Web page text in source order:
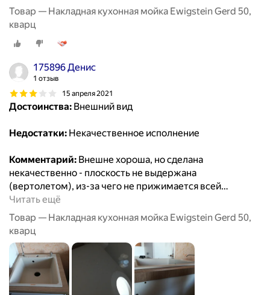
Товар — Накладная кухонная мойка Ewigstein Gerd 50,
кварц
175896 Денис
1 отзыв
15 апреля 2021
Достоинства: Внешний вид
Недостатки: Некачественное исполнение
Комментарий: Внешне хороша, но сделана
некачественно - плоскость не выдержана
(вертолетом), из-за чего не прижимается всей…
Читать ещё
Товар — Накладная кухонная мойка Ewigstein Gerd 50,
кварц